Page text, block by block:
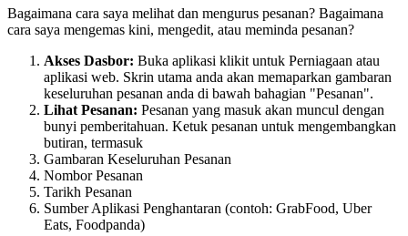
Bagaimana cara saya melihat dan mengurus pesanan? Bagaimana
cara saya mengemas kini, mengedit, atau meminda pesanan?
Akses Dasbor: Buka aplikasi klikit untuk Perniagaan atau
aplikasi web. Skrin utama anda akan memaparkan gambaran
keseluruhan pesanan anda di bawah bahagian "Pesanan".
Lihat Pesanan: Pesanan yang masuk akan muncul dengan
bunyi pemberitahuan. Ketuk pesanan untuk mengembangkan
butiran, termasuk
Gambaran Keseluruhan Pesanan
Nombor Pesanan
Tarikh Pesanan
Sumber Aplikasi Penghantaran (contoh: GrabFood, Uber
Eats, Foodpanda)